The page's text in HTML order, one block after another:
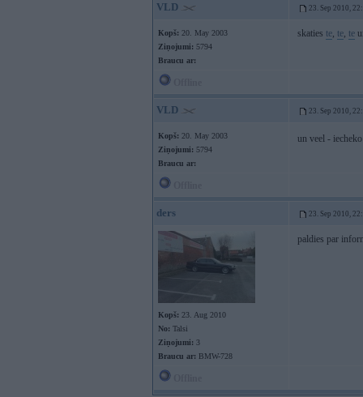
VLD 23. Sep 2010,
Kopš: 20. May 2003
Ziņojumi: 5794
Braucu ar:
skaties te, te, te
VLD 23. Sep 2010,
Kopš: 20. May 2003
Ziņojumi: 5794
Braucu ar:
un veel -
ders 23. Sep 2010,
Kopš: 23. Aug 2010
No: Talsi
Ziņojumi: 3
Braucu ar: BMW-728
paldies par